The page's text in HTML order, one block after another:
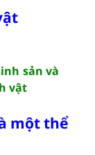
sản và
vật
một thể